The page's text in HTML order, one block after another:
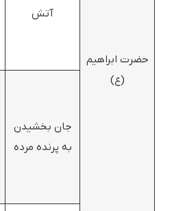
حضرت ابراهیم
(ع)
آتش
جان بخشیدن
به پرنده مرده